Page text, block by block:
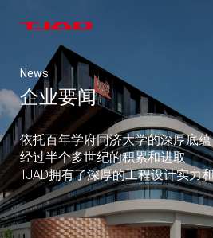
News
企业要闻
依托百年学府同济大学的深厚底蕴
经过半个多世纪的积累和进取
TJAD拥有了深厚的工程设计实力